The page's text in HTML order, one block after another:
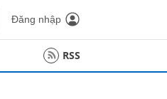
Đăng nhập
RSS